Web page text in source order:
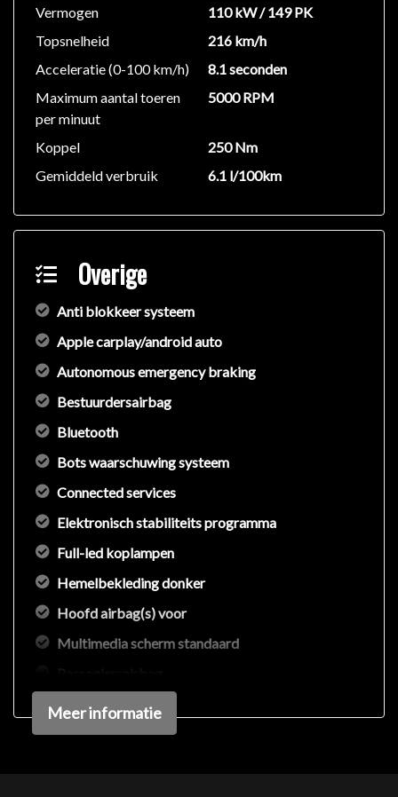
Vermogen
110 kW / 149 PK
Topsnelheid
216 km/h
Acceleratie (0-100 km/h)
8.1 seconden
Maximum aantal toeren
per minuut
5000 RPM
Koppel
250 Nm
Gemiddeld verbruik
6.1 l/100km
Overige
Anti blokkeer systeem
Apple carplay/android auto
Autonomous emergency braking
Bestuurdersairbag
Bluetooth
Bots waarschuwing systeem
Connected services
Elektronisch stabiliteits programma
Full-led koplampen
Hemelbekleding donker
Hoofd airbag(s) voor
Multimedia scherm standaard
Rijstrooksensor met correctie
Volledig digitaal instrumentenpaneel
Meer informatie